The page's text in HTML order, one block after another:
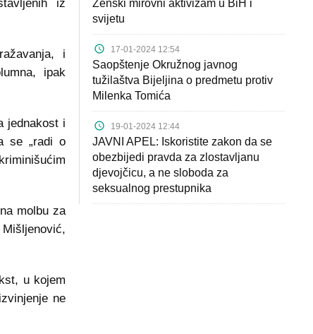
iz
i
ipak
jednakost i
se „radi o
molbu za
u kojem
ne
Ženski mirovni aktivizam u BiH i
svijetu
17-01-2024 12:54
Saopštenje Okružnog javnog
tužilaštva Bijeljina o predmetu protiv
Milenka Tomića
19-01-2024 12:44
JAVNI APEL: Iskoristite zakon da se
obezbijedi pravda za zlostavljanu
djevojčicu, a ne sloboda za
seksualnog prestupnika